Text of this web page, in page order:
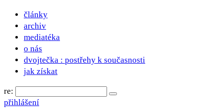
články
archiv
mediatéka
o nás
dvojtečka : postřehy k současnosti
jak získat
re:
přihlášení